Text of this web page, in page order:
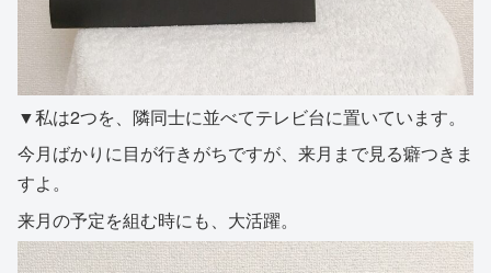
▼私は2つを、隣同士に並べてテレビ台に置いています。
今月ばかりに目が行きがちですが、来月まで見る癖つきま
すよ。
来月の予定を組む時にも、大活躍。